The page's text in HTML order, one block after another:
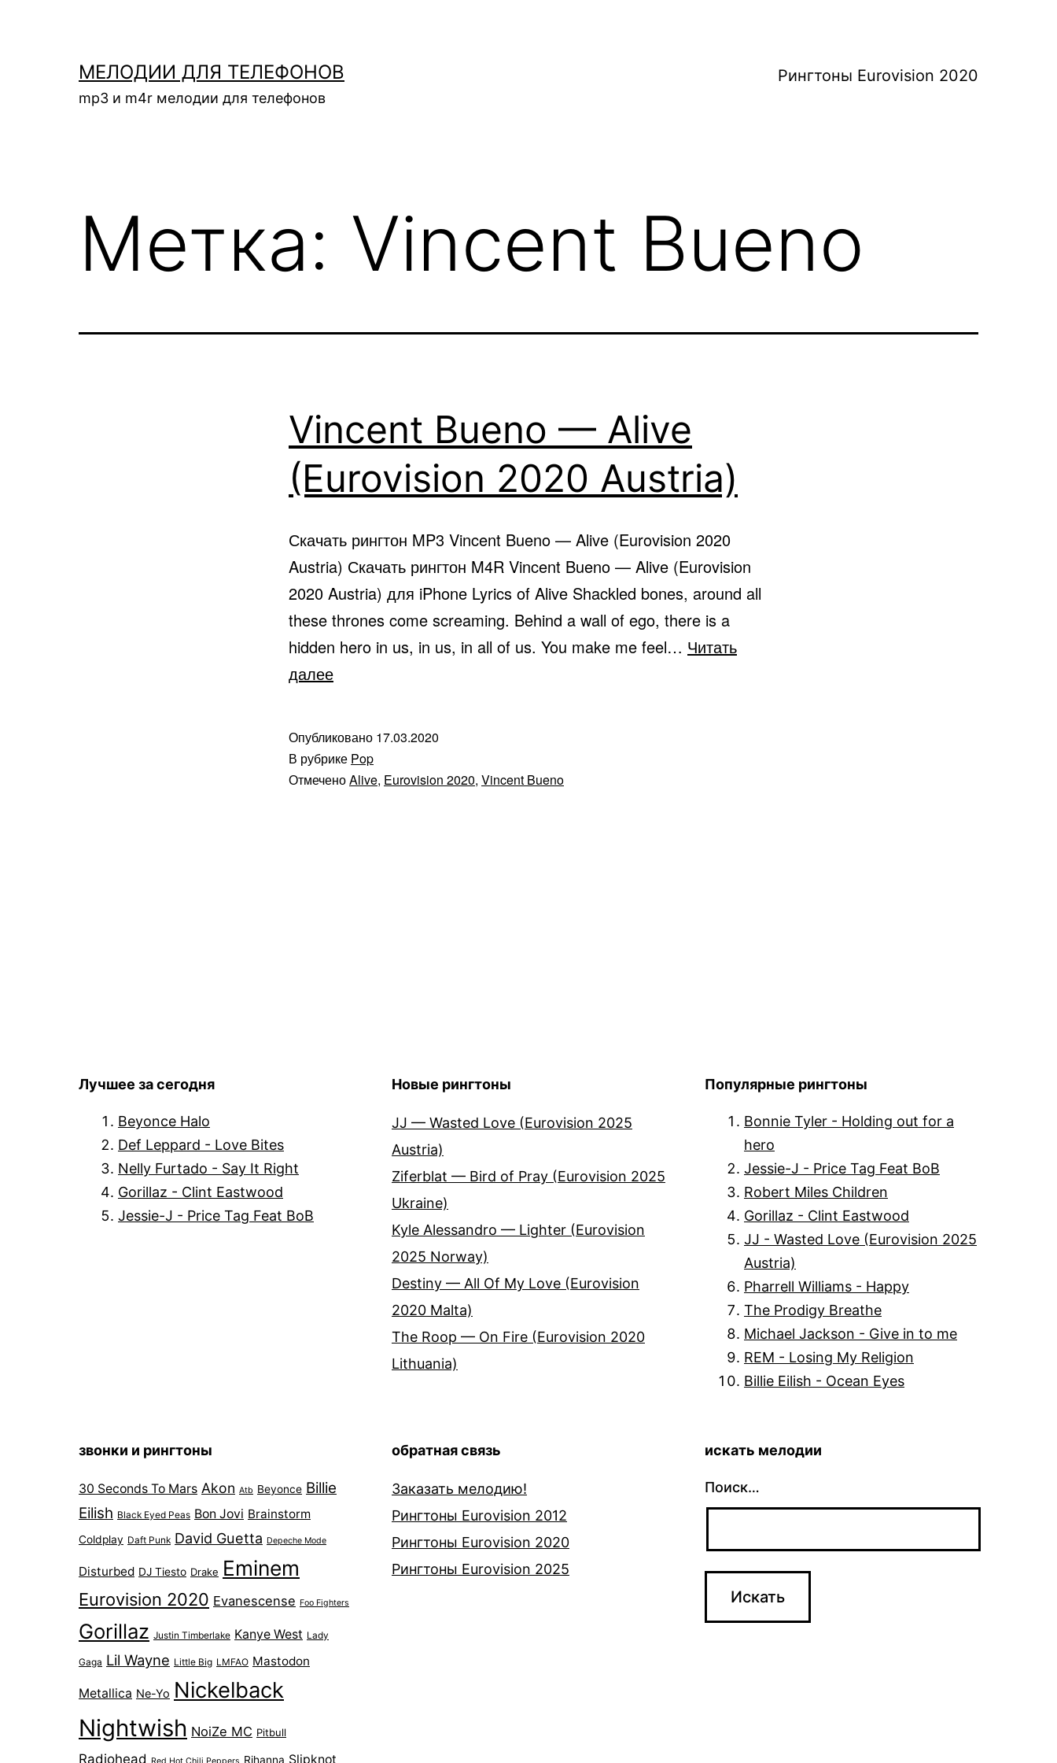
содержимомуМЕЛОДИИ ДЛЯ ТЕЛЕФОНОВ
mp3 и m4r мелодии для телефонов
Рингтоны Eurovision 2020
Метка: Vincent Bueno
Vincent Bueno — Alive
(Eurovision 2020 Austria)
Скачать рингтон MP3 Vincent Bueno — Alive (Eurovision 2020
Austria) Скачать рингтон M4R Vincent Bueno — Alive (Eurovision
2020 Austria) для iPhone Lyrics of Alive Shackled bones, around all
these thrones come screaming. Behind a wall of ego, there is a
hidden hero in us, in us, in all of us. You make me feel… Читать
далееVincent
Alive
(Eurovision
Опубликовано 17.03.2020
В рубрике Pop
ОтмеченоAlive, Eurovision 2020, Vincent Bueno
Лучшее за сегодня
Beyonce Halo
Def Leppard - Love Bites
Nelly Furtado - Say It Right
Gorillaz - Clint Eastwood
Jessie-J - Price Tag Feat BoB
Новые рингтоны
JJ — Wasted Love (Eurovision 2025
Austria)
Ziferblat — Bird of Pray (Eurovision 2025
Ukraine)
Kyle Alessandro — Lighter (Eurovision
2025 Norway)
Destiny — All Of My Love (Eurovision
2020 Malta)
The Roop — On Fire (Eurovision 2020
Lithuania)
Популярные рингтоны
Bonnie Tyler - Holding out for a
hero
Jessie-J - Price Tag Feat BoB
Robert Miles Children
Gorillaz - Clint Eastwood
JJ - Wasted Love (Eurovision 2025
Austria)
Pharrell Williams - Happy
The Prodigy Breathe
Michael Jackson - Give in to me
REM - Losing My Religion
Billie Eilish - Ocean Eyes
звонки и рингтоны
30 Seconds To Mars Akon Atb Beyonce Billie
Eilish Black Eyed Peas Bon Jovi Brainstorm
Coldplay Daft Punk David Guetta Depeche Mode
Disturbed DJ Tiesto Drake Eminem
Eurovision 2020 Evanescense Foo Fighters
Gorillaz Justin Timberlake Kanye West Lady
Gaga Lil Wayne Little Big LMFAO Mastodon
Metallica Ne-Yo Nickelback
Nightwish NoiZe MC Pitbull
Radiohead Rihanna Slipknot
обратная связь
Заказать мелодию!
Рингтоны Eurovision 2012
Рингтоны Eurovision 2020
Рингтоны Eurovision 2025
искать мелодии
Поиск…